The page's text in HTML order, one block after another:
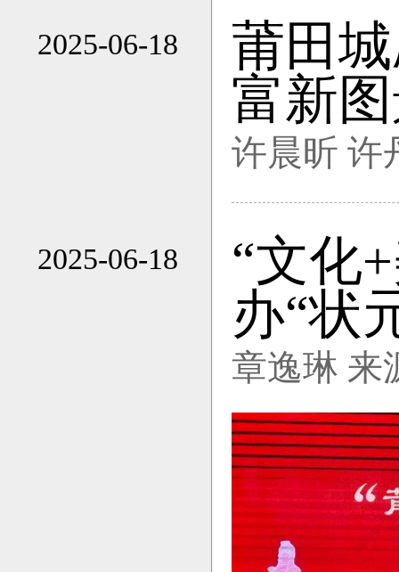
2025-06-18
莆田
富新
许晨昕 许
2025-06-18
“文化
办“状
章逸琳 来